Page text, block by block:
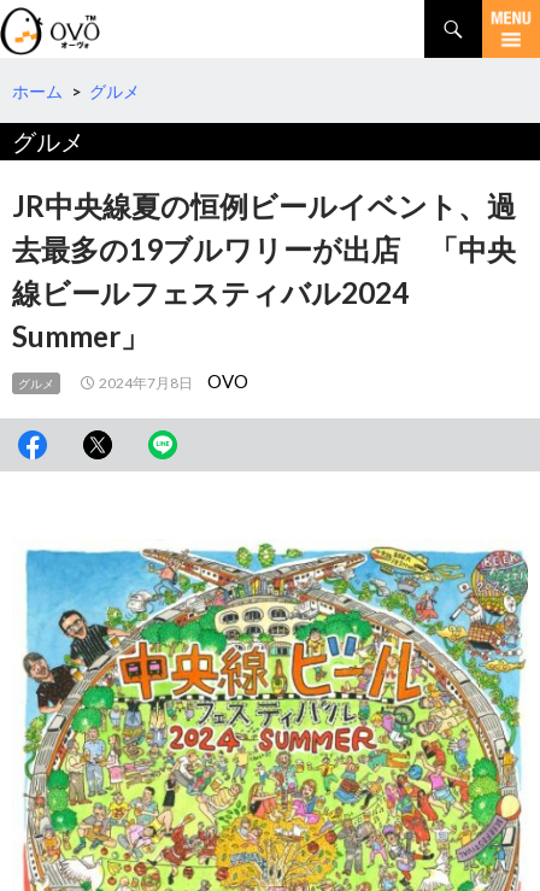
検
索
コ
テ
ツ
へ
動
ホーム > グルメ
グルメ
JR中央線夏の恒例ビールイベント、過
去最多の19ブルワリーが出店 「中央
線ビールフェスティバル2024
Summer」
グルメ 2024年7月8日 OVO